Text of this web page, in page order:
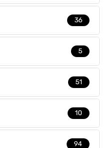
36
5
51
10
94